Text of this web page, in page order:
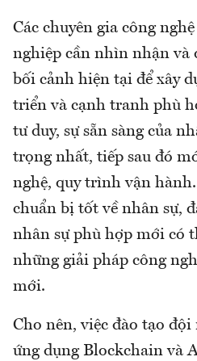
Các chuyên gia công
nghiệp cần nhìn nhận và
bối cảnh hiện tại để xây
triển và cạnh tranh phù
tư duy, sự sẵn sàng của
trọng nhất, tiếp sau đó
nghệ, quy trình vận
chuẩn bị tốt về nhân sự,
nhân sự phù hợp mới có
những giải pháp công
mới.
Cho nên, việc đào tạo
ứng dụng Blockchain và